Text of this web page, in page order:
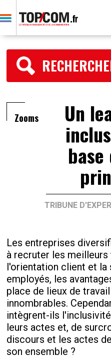
Zooms Un
TRIBUNE
Les entreprises
à recruter les
l'orientation client et la
employés, les
place de lieux de
innombrables.
intègrent-ils
leurs actes et, de
discours et les actes
son ensemble ?